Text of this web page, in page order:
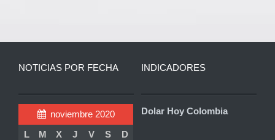
NOTICIAS POR FECHA
noviembre 2020
L
M X J V S
D
INDICADORES
Dolar Hoy Colombia